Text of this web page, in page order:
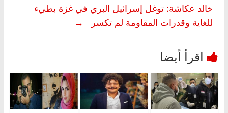
خالد عكاشة: توغل إسرائيل البري في غزة بطيء
للغاية وقدرات المقاومة لم تكسر
→